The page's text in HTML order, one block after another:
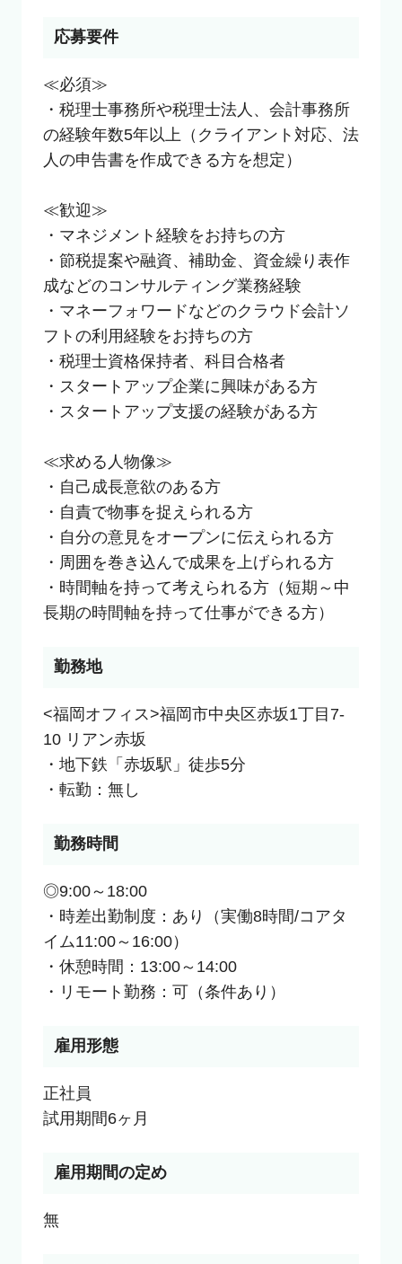
応募要件
≪必須≫
・税理士事務所や税理士法人、会計事務所
の経験年数5年以上（クライアント対応、法
人の申告書を作成できる方を想定）
≪歓迎≫
・マネジメント経験をお持ちの方
・節税提案や融資、補助金、資金繰り表作
成などのコンサルティング業務経験
・マネーフォワードなどのクラウド会計ソ
フトの利用経験をお持ちの方
・税理士資格保持者、科目合格者
・スタートアップ企業に興味がある方
・スタートアップ支援の経験がある方
≪求める人物像≫
・自己成長意欲のある方
・自責で物事を捉えられる方
・自分の意見をオープンに伝えられる方
・周囲を巻き込んで成果を上げられる方
・時間軸を持って考えられる方（短期～中
長期の時間軸を持って仕事ができる方）
勤務地
<福岡オフィス>福岡市中央区赤坂1丁目7-
10 リアン赤坂
・地下鉄「赤坂駅」徒歩5分
・転勤：無し
勤務時間
◎9:00～18:00
・時差出勤制度：あり（実働8時間/コアタ
イム11:00～16:00）
・休憩時間：13:00～14:00
・リモート勤務：可（条件あり）
雇用形態
正社員
試用期間6ヶ月
雇用期間の定め
無